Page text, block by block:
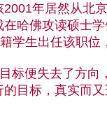
年居然从北
哈佛攻读硕士
学生出任该职位
标便失去了方
目标，真实而